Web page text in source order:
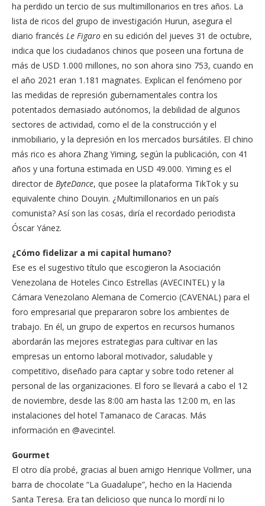
ha perdido un tercio de sus multimillonarios en tres años. La
lista de ricos del grupo de investigación Hurun, asegura el
diario francés Le Figaro en su edición del jueves 31 de octubre,
indica que los ciudadanos chinos que poseen una fortuna de
más de USD 1.000 millones, no son ahora sino 753, cuando en
el año 2021 eran 1.181 magnates. Explican el fenómeno por
las medidas de represión gubernamentales contra los
potentados demasiado autónomos, la debilidad de algunos
sectores de actividad, como el de la construcción y el
inmobiliario, y la depresión en los mercados bursátiles. El chino
más rico es ahora Zhang Yiming, según la publicación, con 41
años y una fortuna estimada en USD 49.000. Yiming es el
director de ByteDance, que posee la plataforma TikTok y su
equivalente chino Douyin. ¿Multimillonarios en un país
comunista? Así son las cosas, diría el recordado periodista
Óscar Yánez.
¿Cómo fidelizar a mi capital humano?
Ese es el sugestivo título que escogieron la Asociación
Venezolana de Hoteles Cinco Estrellas (AVECINTEL) y la
Cámara Venezolano Alemana de Comercio (CAVENAL) para el
foro empresarial que prepararon sobre los ambientes de
trabajo. En él, un grupo de expertos en recursos humanos
abordarán las mejores estrategias para cultivar en las
empresas un entorno laboral motivador, saludable y
competitivo, diseñado para captar y sobre todo retener al
personal de las organizaciones. El foro se llevará a cabo el 12
de noviembre, desde las 8:00 am hasta las 12:00 m, en las
instalaciones del hotel Tamanaco de Caracas. Más
información en @avecintel.
Gourmet
El otro día probé, gracias al buen amigo Henrique Vollmer, una
barra de chocolate “La Guadalupe”, hecho en la Hacienda
Santa Teresa. Era tan delicioso que nunca lo mordí ni lo